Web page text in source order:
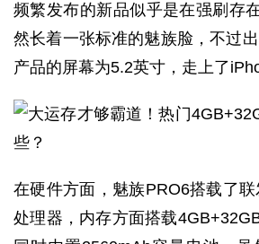
频繁发布的新品似乎是在强刷存
然长着一张标准的魅族脸，不过
产品的屏幕为5.2英寸，走上了
在硬件方面，魅族PRO6搭载了
处理器，内存方面搭载